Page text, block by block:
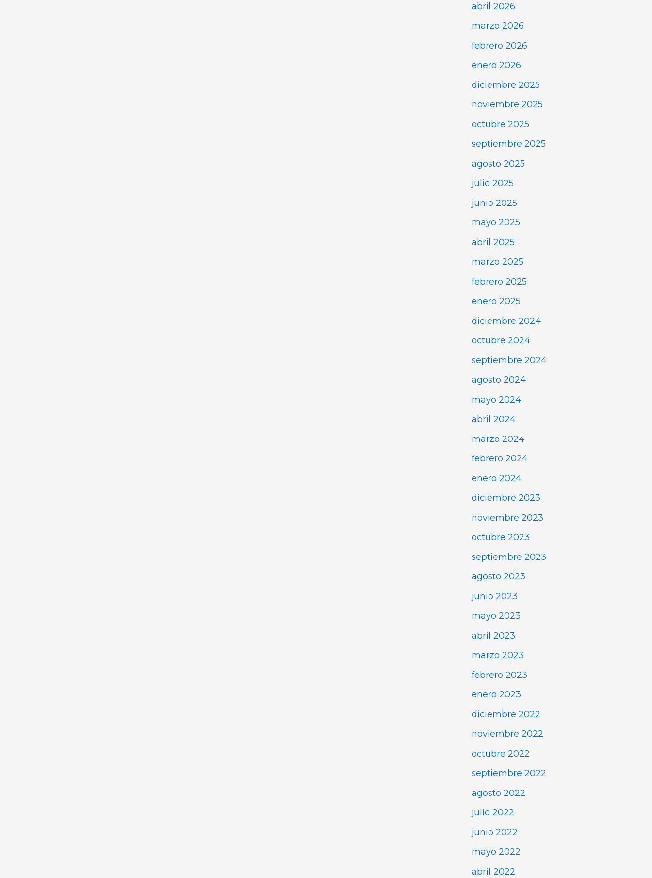
abril 2026
marzo 2026
febrero 2026
enero 2026
diciembre 2025
noviembre 2025
octubre 2025
septiembre 2025
agosto 2025
julio 2025
junio 2025
mayo 2025
abril 2025
marzo 2025
febrero 2025
enero 2025
diciembre 2024
octubre 2024
septiembre 2024
agosto 2024
mayo 2024
abril 2024
marzo 2024
febrero 2024
enero 2024
diciembre 2023
noviembre 2023
octubre 2023
septiembre 2023
agosto 2023
junio 2023
mayo 2023
abril 2023
marzo 2023
febrero 2023
enero 2023
diciembre 2022
noviembre 2022
octubre 2022
septiembre 2022
agosto 2022
julio 2022
junio 2022
mayo 2022
abril 2022